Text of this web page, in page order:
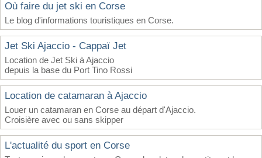
Où faire du jet ski en Corse
Le blog d'informations touristiques en Corse.
Jet Ski Ajaccio - Cappaï Jet
Location de Jet Ski à Ajaccio
depuis la base du Port Tino Rossi
Location de catamaran à Ajaccio
Louer un catamaran en Corse au départ d'Ajaccio.
Croisière avec ou sans skipper
L'actualité du sport en Corse